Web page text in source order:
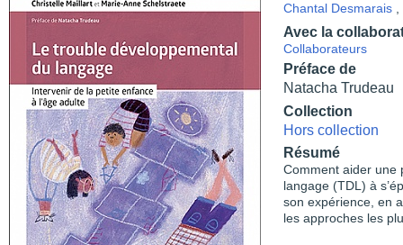
Chantal Desmarais
Avec la
Collaborateurs
Préface de
Natacha Trudeau
Collection
Hors collection
Résumé
Comment aider une
langage (TDL) à
son expérience, en
les approches les